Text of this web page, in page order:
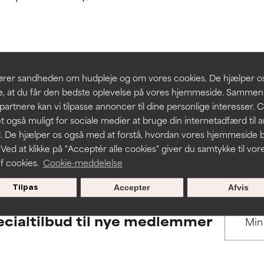
sandheden om hudpleje og om vores cookies. De hjælper
at du får den bedste oplevelse på vores hjemmeside.
kan vi tilpasse annoncer til dine personlige interesser.
også muligt for sociale medier at bruge din internetadfærd til
De hjælper os også med at forstå, hvordan vores hjemmeside
at klikke på "Acceptér alle cookies" giver du samtykke til
cookies. Cookie-meddelelse
Tilpas Afvis
Accepter
BACK TO SEARCH
to assess ingredients in this dictionary. Regulations
men kan have kosmetiske, stabilitetsmæssige eller
anvendelighed.
irritation. Risikoen øges, når det kombineres med andre
inflammation, tørhed osv. Kan være en fordel i nogle
påvist, at ingrediensen gør mere skade end gavn.
men kan have kosmetiske, stabilitetsmæssige eller
anvendelighed.
irritation. Risikoen øges, når det kombineres med andre
inflammation, tørhed osv. Kan være en fordel i nogle
påvist, at ingrediensen gør mere skade end gavn.
til nye medlemmer